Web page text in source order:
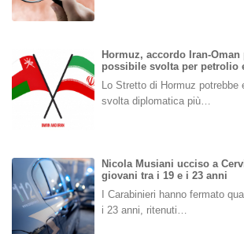
Hormuz, accordo Iran-
possibile svolta per petrolio
Lo Stretto di Hormuz
svolta diplomatica più…
Nicola Musiani ucciso a
giovani tra i 19 e i 23 anni
I Carabinieri hanno fermato
i 23 anni, ritenuti…